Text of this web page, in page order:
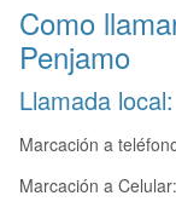
Como
Penjamo
Llamada local:
Marcación a
Marcación a